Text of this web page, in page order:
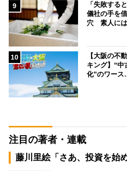
9
「失敗する
儀社の手を
穴 素人に
10
【大阪の不
キング】“中
化”のワー
注目の著者・連載
藤川里絵「さあ、投資を始